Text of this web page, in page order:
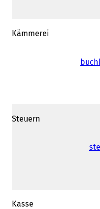
Kämmerei
Steuern
Kasse